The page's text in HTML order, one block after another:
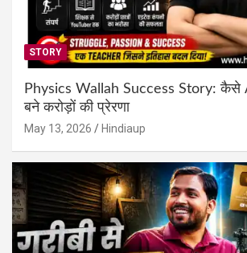
STORY
Physics Wallah Success Story: कैसे
बने करोड़ों की प्रेरणा
May 13, 2026 Hindiaup